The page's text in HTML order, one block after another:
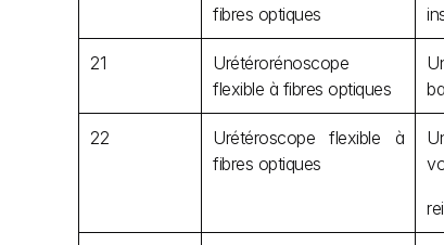
fibres optiques
21
Urétérorénoscope
flexible à fibres optiques
22
Urétéroscope flexible à
fibres optiques